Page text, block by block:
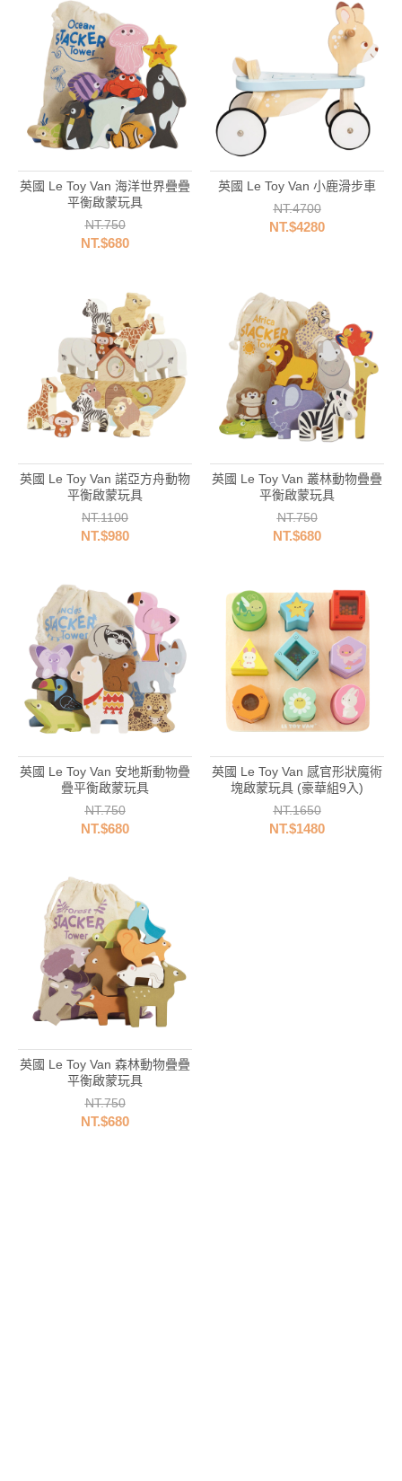
英國 Le Toy Van 海洋世界疊疊
平衡啟蒙玩具
NT.750
NT.$680
英國 Le Toy Van 小鹿滑步車
NT.4700
NT.$4280
英國 Le Toy Van 諾亞方舟動物
平衡啟蒙玩具
NT.1100
NT.$980
英國 Le Toy Van 叢林動物疊疊
平衡啟蒙玩具
NT.750
NT.$680
英國 Le Toy Van 安地斯動物疊
疊平衡啟蒙玩具
NT.750
NT.$680
英國 Le Toy Van 感官形狀魔術
塊啟蒙玩具 (豪華組9入)
NT.1650
NT.$1480
英國 Le Toy Van 森林動物疊疊
平衡啟蒙玩具
NT.750
NT.$680